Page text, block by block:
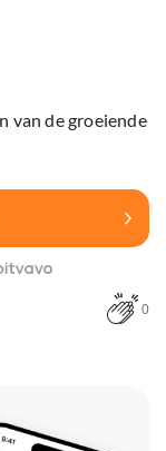
van de groeiende
0